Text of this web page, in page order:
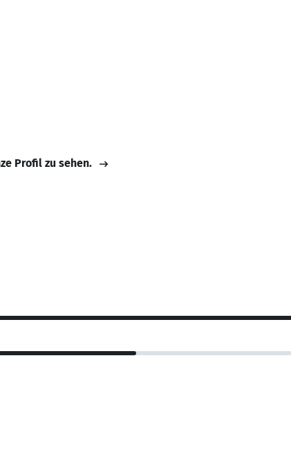
Profil zu sehen.